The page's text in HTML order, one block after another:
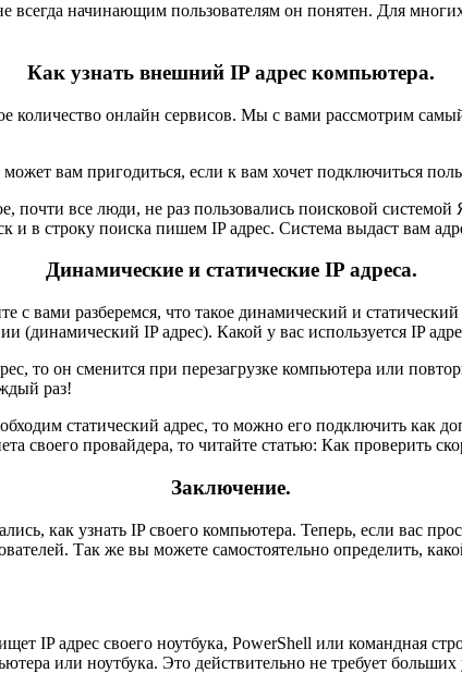
всегда начинающим пользователям он понятен. Для
Как узнать внешний IP адрес компьютера.
количество онлайн сервисов. Мы с вами рассмотрим
вам пригодиться, если к вам хочет подключиться
почти все люди, не раз пользовались поисковой
и в строку поиска пишем IP адрес. Система выдаст вам
Динамические и статические IP адреса.
с вами разберемся, что такое динамический и
IP адрес). Какой у вас используется IP
то он сменится при перезагрузке компьютера или
раз!
статический адрес, то можно его подключить как
своего провайдера, то читайте статью: Как проверить
Заключение.
как узнать IP своего компьютера. Теперь, если вас
Так же вы можете самостоятельно определить,
IP адрес своего ноутбука, PowerShell или командная
или ноутбука. Это действительно не требует